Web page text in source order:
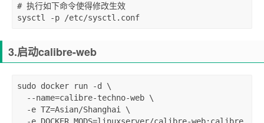
# 执行如下命令使得修改生效
sysctl -p /etc/sysctl.conf
3.启动calibre-web
sudo docker run -d \